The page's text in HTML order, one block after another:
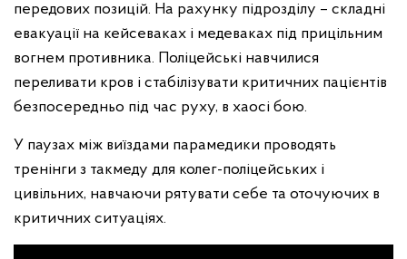
передових позицій. На рахунку підрозділу – складні
евакуації на кейсеваках і медеваках під прицільним
вогнем противника. Поліцейські навчилися
переливати кров і стабілізувати критичних пацієнтів
безпосередньо під час руху, в хаосі бою.
У паузах між виїздами парамедики проводять
тренінги з такмеду для колег-поліцейських і
цивільних, навчаючи рятувати себе та оточуючих в
критичних ситуаціях.